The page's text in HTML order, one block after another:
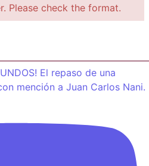
Please check the format.
El repaso de una
mención a Juan Carlos Nani.